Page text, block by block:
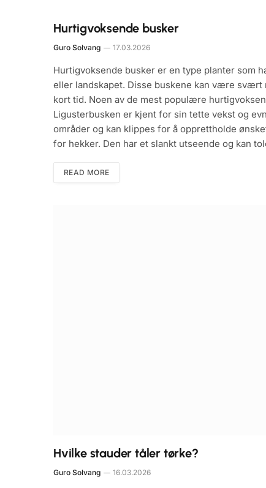
Hurtigvoksende busker
Guro Solvang 17.03.2026
Hurtigvoksende busker er en type planter som
eller landskapet. Disse buskene kan være
kort tid. Noen av de mest populære
Ligusterbusken er kjent for sin tette vekst og
områder og kan klippes for å opprettholde
for hekker. Den har et slankt utseende og kan
READ MORE
Hvilke stauder tåler tørke?
Guro Solvang 16.03.2026